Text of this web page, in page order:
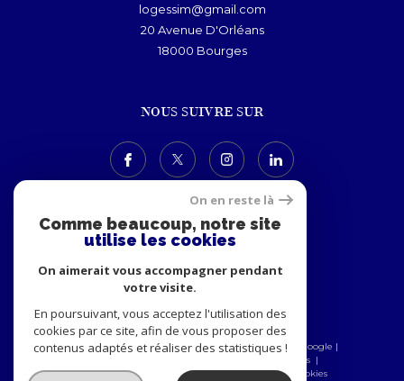
logessim@gmail.com
20 Avenue D'Orléans
18000
bourges
NOUS SUIVRE SUR
ADHÉRENTS
© 2026 | Tous droits réservés | Traduction powered by Google |
Mentions légales
Admin
Nos partenaires Politique RGPD Cookies
On en reste là
Comme beaucoup, notre site
utilise les cookies
On aimerait vous accompagner pendant
votre visite.
En poursuivant, vous acceptez l'utilisation des
cookies par ce site, afin de vous proposer des
contenus adaptés et réaliser des statistiques !